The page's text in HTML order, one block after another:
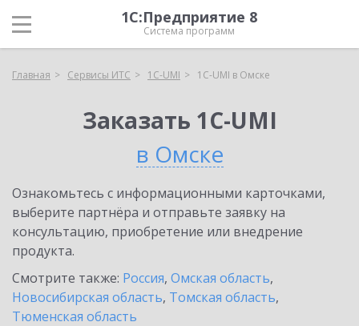
1С:Предприятие 8
Система программ
Главная Сервисы ИТС 1C-UMI 1C-UMI в Омске
Заказать 1C-UMI
в Омске
Ознакомьтесь с информационными карточками,
выберите партнёра и отправьте заявку на
консультацию, приобретение или внедрение
продукта.
Смотрите также: Россия, Омская область,
Новосибирская область, Томская область,
Тюменская область